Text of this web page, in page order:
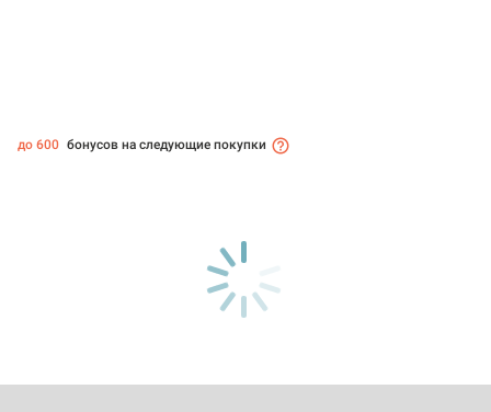
до 600 бонусов на следующие покупки